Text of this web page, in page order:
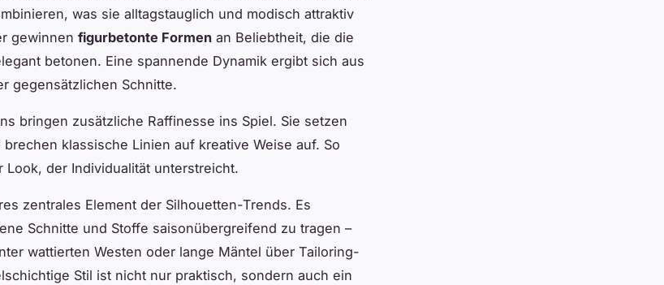
was sie alltagstauglich und modisch attraktiv
gewinnen figurbetonte Formen an Beliebtheit, die die
betonen. Eine spannende Dynamik ergibt sich aus
gegensätzlichen Schnitte.
bringen zusätzliche Raffinesse ins Spiel. Sie setzen
klassische Linien auf kreative Weise auf. So
Look, der Individualität unterstreicht.
zentrales Element der Silhouetten-Trends. Es
Schnitte und Stoffe saisonübergreifend zu tragen –
wattierten Westen oder lange Mäntel über Tailoring-
Stil ist nicht nur praktisch, sondern auch ein